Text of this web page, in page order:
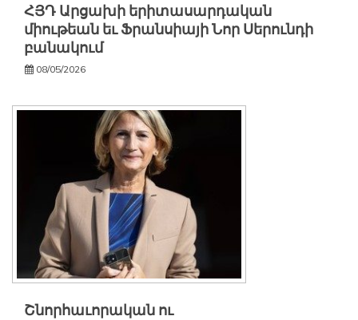
ՀՅԴ Արցախի երիտասարդական
միութեան եւ Ֆրանսիայի Նոր Սերունդի
բանակում
08/05/2026
Շնորհաւորական ու